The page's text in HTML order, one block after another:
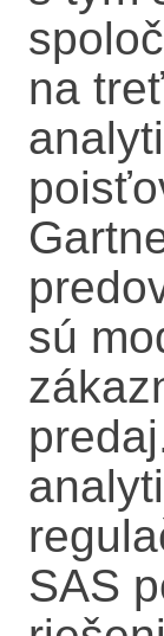
na
sú
SAS